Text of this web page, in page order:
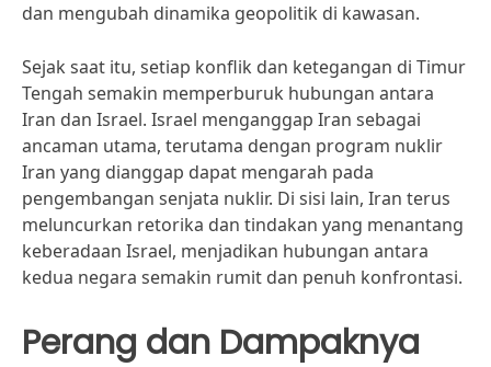
dan mengubah dinamika geopolitik di kawasan.
Sejak saat itu, setiap konflik dan ketegangan di Timur
Tengah semakin memperburuk hubungan antara
Iran dan Israel. Israel menganggap Iran sebagai
ancaman utama, terutama dengan program nuklir
Iran yang dianggap dapat mengarah pada
pengembangan senjata nuklir. Di sisi lain, Iran terus
meluncurkan retorika dan tindakan yang menantang
keberadaan Israel, menjadikan hubungan antara
kedua negara semakin rumit dan penuh konfrontasi.
Perang dan Dampaknya